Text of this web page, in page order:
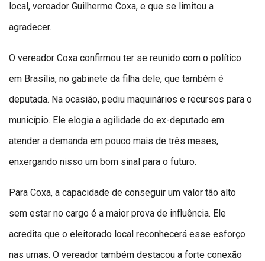
local, vereador Guilherme Coxa, e que se limitou a
agradecer.
O vereador Coxa confirmou ter se reunido com o político
em Brasília, no gabinete da filha dele, que também é
deputada. Na ocasião, pediu maquinários e recursos para o
município. Ele elogia a agilidade do ex-deputado em
atender a demanda em pouco mais de três meses,
enxergando nisso um bom sinal para o futuro.
Para Coxa, a capacidade de conseguir um valor tão alto
sem estar no cargo é a maior prova de influência. Ele
acredita que o eleitorado local reconhecerá esse esforço
nas urnas. O vereador também destacou a forte conexão